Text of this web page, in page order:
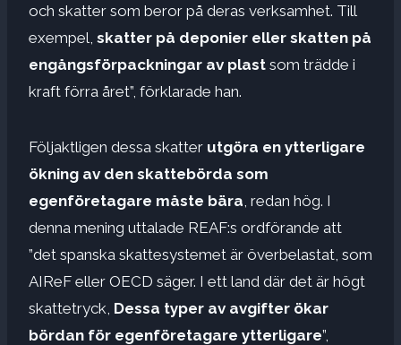
och skatter som beror på deras verksamhet. Till
exempel, skatter på deponier eller skatten på
engångsförpackningar av plast som trädde i
kraft förra året”, förklarade han.
Följaktligen dessa skatter utgöra en ytterligare
ökning av den skattebörda som
egenföretagare måste bära , redan hög. I
denna mening uttalade REAF:s ordförande att
”det spanska skattesystemet är överbelastat, som
AIReF eller OECD säger. I ett land där det är högt
skattetryck, Dessa typer av avgifter ökar
bördan för egenföretagare ytterligare”,